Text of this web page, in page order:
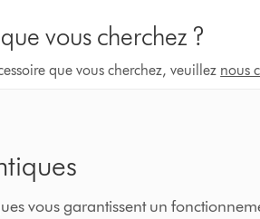
vous cherchez ?
que vous cherchez, veuillez nous
vous garantissent un